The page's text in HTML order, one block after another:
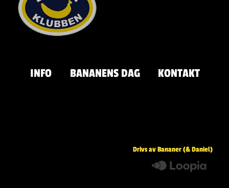
INFO BANANENS DAG KONTAKT
Drivs av Bananer (& Daniel)